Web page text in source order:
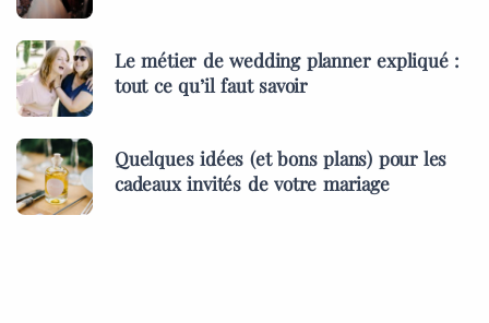
Le métier de wedding planner expliqué :
tout ce qu’il faut savoir
Quelques idées (et bons plans) pour les
cadeaux invités de votre mariage